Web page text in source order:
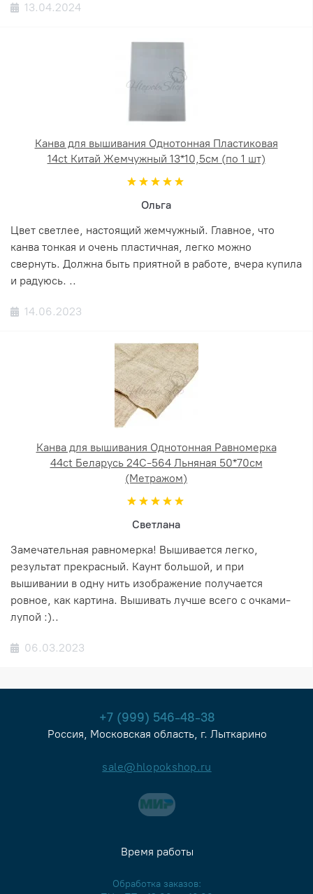
13.04.2024
Канва для вышивания Однотонная Пластиковая
14ct Китай Жемчужный 13*10,5см (по 1 шт)
Ольга
Цвет светлее, настоящий жемчужный. Главное, что
канва тонкая и очень пластичная, легко можно
свернуть. Должна быть приятной в работе, вчера купила
и радуюсь. ..
14.06.2023
Канва для вышивания Однотонная Равномерка
44ct Беларусь 24С-564 Льняная 50*70см
(Метражом)
Светлана
Замечательная равномерка! Вышивается легко,
результат прекрасный. Каунт большой, и при
вышивании в одну нить изображение получается
ровное, как картина. Вышивать лучше всего с очками-
лупой :)..
06.03.2023
+7 (999) 546-48-38
Россия, Московская область, г. Лыткарино
sale@hlopokshop.ru
Время работы
Обработка заказов: